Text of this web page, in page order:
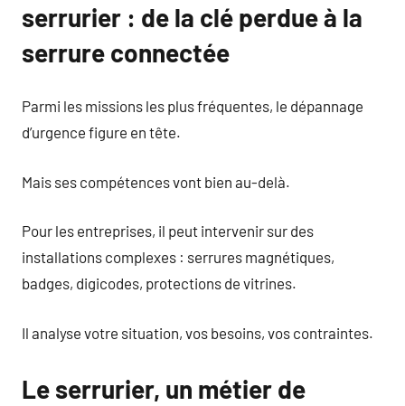
serrurier : de la clé perdue à la
serrure connectée
Parmi les missions les plus fréquentes, le dépannage
d’urgence figure en tête.
Mais ses compétences vont bien au-delà.
Pour les entreprises, il peut intervenir sur des
installations complexes : serrures magnétiques,
badges, digicodes, protections de vitrines.
Il analyse votre situation, vos besoins, vos contraintes.
Le serrurier, un métier de